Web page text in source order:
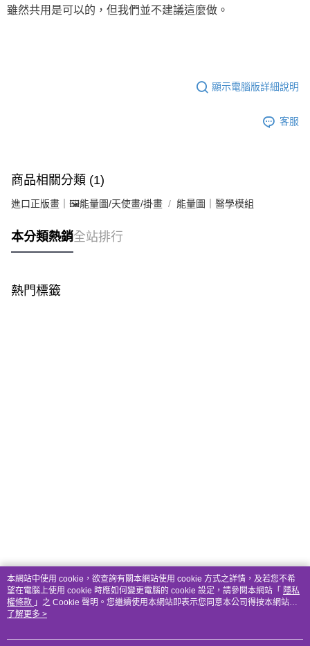
雖然共用是可以的，但我們並不建議這麼做。
顯示電腦版詳細說明
客服
商品相關分類 (1)
進口正版畫｜🖼️能量圖/天使畫/掛畫 能量圖｜醫學模組
本分類熱銷全站排行
熱門標籤
本網站中使用 cookie，欲查詢有關本網站使用 cookie 方式之詳情，及若您不希
望在電腦上使用 cookie 時應如何變更電腦的 cookie 設定，請參閱本網站「 隱私
權條款 」之 Cookie 聲明。您繼續使用本網站即表示您同意本公司得按本網站使
用條款之 Cookie 聲明使用 cookie。
了解更多 >